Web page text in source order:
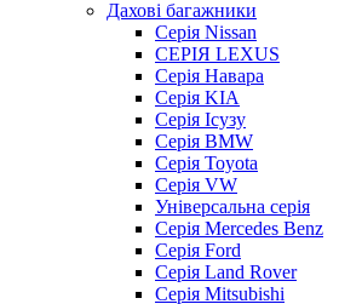
Дахові багажники
Серія Nissan
СЕРІЯ LEXUS
Серія Навара
Серія KIA
Серія Ісузу
Серія BMW
Серія Toyota
Серія VW
Універсальна серія
Серія Mercedes Benz
Серія Ford
Серія Land Rover
Серія Mitsubishi